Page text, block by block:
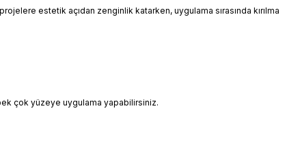
estetik açıdan zenginlik katarken, uygulama sırasında kırılma
çok yüzeye uygulama yapabilirsiniz.